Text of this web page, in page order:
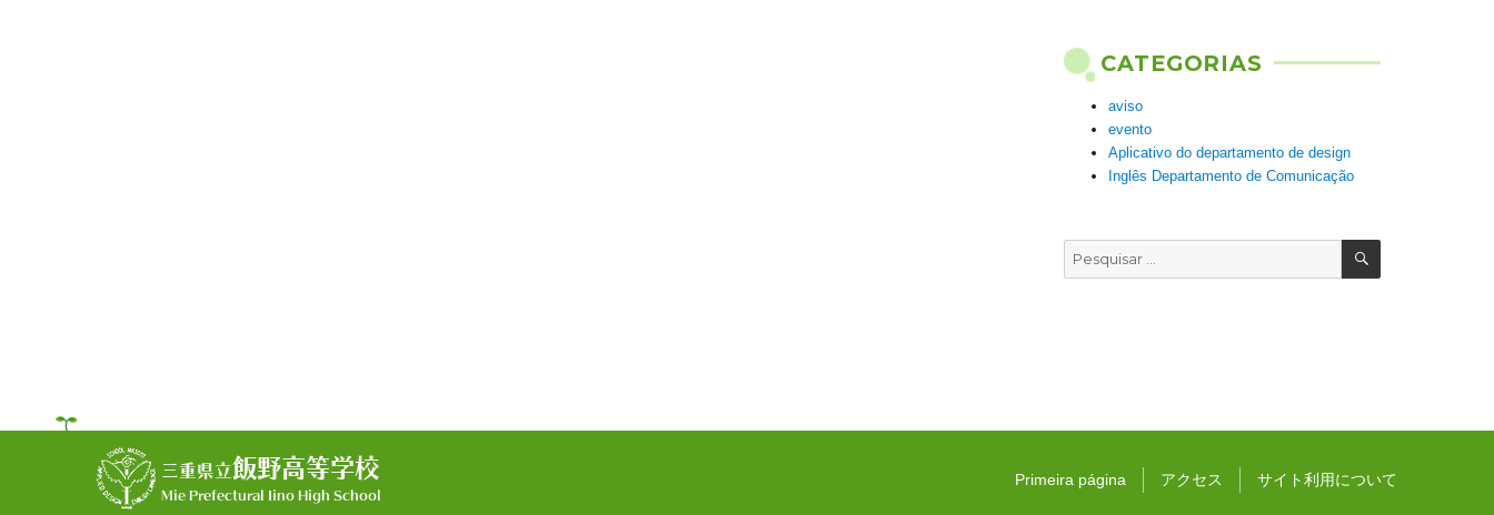
CATEGORIAS
aviso
evento
Aplicativo do departamento de design
Inglês Departamento de Comunicação
Pesquisar
por:
PESQUISAR
三重県立飯野高等学校
Mie Prefectural Iino High School
Primeira página アクセス サイト利用について